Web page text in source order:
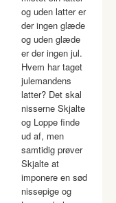
og uden latter er
der ingen glæde
og uden glæde
er der ingen jul.
Hvem har taget
julemandens
latter? Det skal
nisserne Skjalte
og Loppe finde
ud af, men
samtidig prøver
Skjalte at
imponere en sød
nissepige og